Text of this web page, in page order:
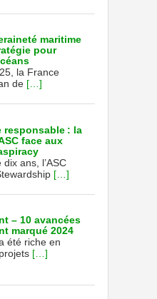
maritime
pour
la France
de […]
responsable : la
face aux
ans, l’ASC
[…]
– 10 avancées
marqué 2024
été riche en
[…]